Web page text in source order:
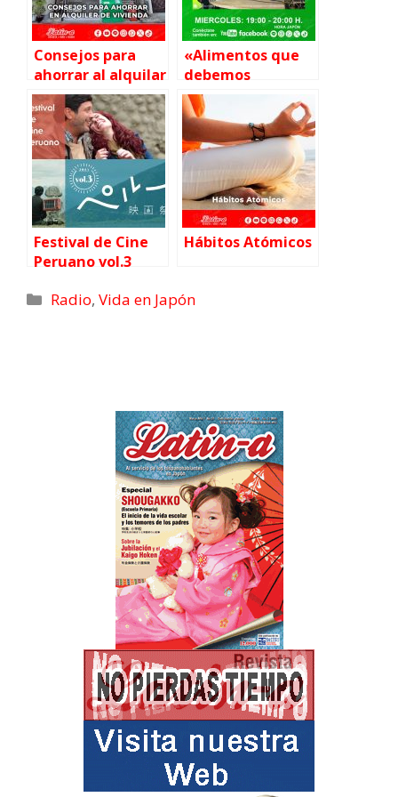
Consejos para
ahorrar al alquilar
una vivienda
«Alimentos que
debemos
consumir en
invierno»,
programa radial
Latin-a
Festival de Cine
Peruano vol.3
Hábitos Atómicos
Radio,Vida en Japón